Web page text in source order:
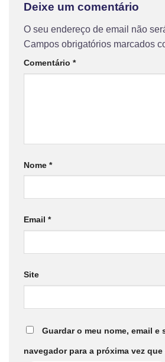
Deixe um comentário
O seu endereço de email não
Campos obrigatórios marcados
Comentário *
Nome *
Email *
Site
Guardar o meu nome, email e
navegador para a próxima vez que